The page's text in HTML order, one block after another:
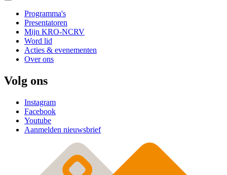
Programma's
Presentatoren
Mijn KRO-NCRV
Word lid
Acties & evenementen
Over ons
Volg ons
Instagram
Facebook
Youtube
Aanmelden nieuwsbrief